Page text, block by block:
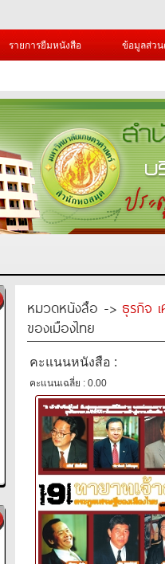
รายการยืมหนังสือ ข้อมูลส่ว
หมวดหนังสือ -> ธุรกิจ
ของเมืองไทย
คะแนนหนังสือ :
คะแนนเฉลี่ย : 0.00